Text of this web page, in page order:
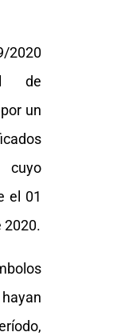
2020
de
un
el 01
2020.